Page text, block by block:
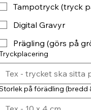
Tampotryck (tryck
Digital Gravyr
Prägling (görs på
på förädling (bredd